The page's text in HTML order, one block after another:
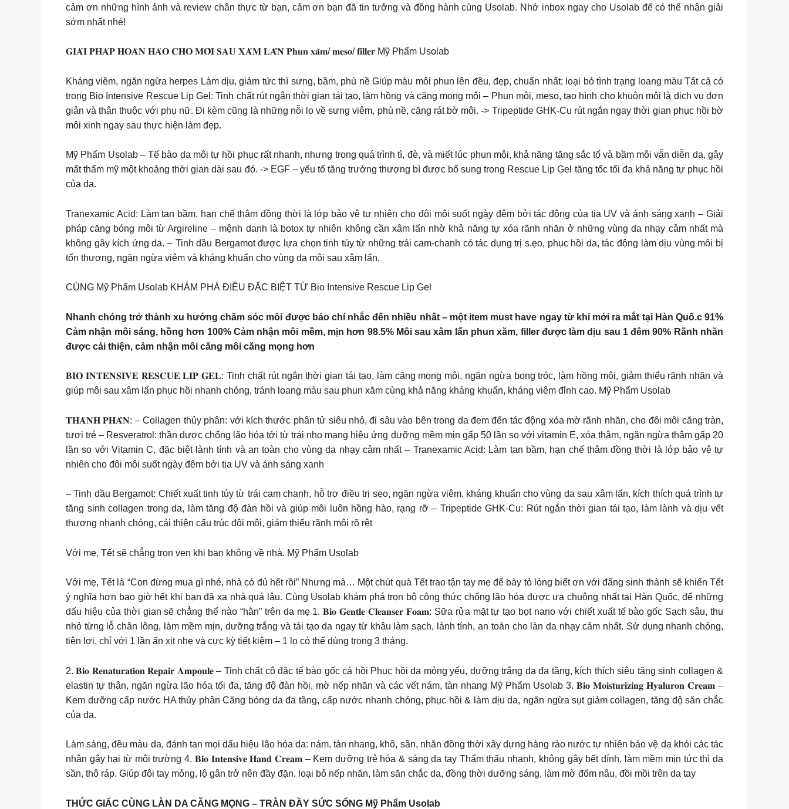
cảm ơn những hình ảnh và review chân thực từ bạn, cảm ơn bạn đã tin tưởng và đồng hành cùng Usolab. Nhớ inbox ngay cho Usolab để có thể nhận giải
sớm nhất nhé!
𝐆𝐈𝐀̉𝐈 𝐏𝐇𝐀́𝐏 𝐇𝐎𝐀̀𝐍 𝐇𝐀̉𝐎 𝐂𝐇𝐎 𝐌𝐎̂𝐈 𝐒𝐀𝐔 𝐗𝐀̂𝐌 𝐋𝐀̂́𝐍 𝐏𝐡𝐮𝐧 𝐱𝐚̆𝐦/ 𝐦𝐞𝐬𝐨/ 𝐟𝐢𝐥𝐥𝐞𝐫 Mỹ Phẩm Usolab
Kháng viêm, ngăn ngừa herpes Làm dịu, giảm tức thì sưng, bầm, phù nề Giúp màu môi phun lên đều, đẹp, chuẩn nhất; loại bỏ tình trạng loang màu Tất cả có
trong Bio Intensive Rescue Lip Gel: Tinh chất rút ngắn thời gian tái tạo, làm hồng và căng mọng môi – Phun môi, meso, tạo hình cho khuôn môi là dịch vụ đơn
giản và thân thuộc với phụ nữ. Đi kèm cũng là những nỗi lo về sưng viêm, phù nề, căng rát bờ môi. -> Tripeptide GHK-Cu rút ngắn ngay thời gian phục hồi bờ
môi xinh ngay sau thực hiện làm đẹp.
Mỹ Phẩm Usolab – Tế bào da môi tự hồi phục rất nhanh, nhưng trong quá trình tì, đè, và miết lúc phun môi, khả năng tăng sắc tố và bầm môi vẫn diễn da, gây
mất thẩm mỹ một khoảng thời gian dài sau đó. -> EGF – yếu tố tăng trưởng thượng bì được bổ sung trong Rescue Lip Gel tăng tốc tối đa khả năng tự phục hồi
của da.
Tranexamic Acid: Làm tan bầm, hạn chế thâm đồng thời là lớp bảo vệ tự nhiên cho đôi môi suốt ngày đêm bởi tác động của tia UV và ánh sáng xanh – Giải
pháp căng bóng môi từ Argireline – mệnh danh là botox tự nhiên không cần xâm lấn nhờ khả năng tự xóa rãnh nhăn ở những vùng da nhạy cảm nhất mà
không gây kích ứng da. – Tinh dầu Bergamot được lựa chọn tinh túy từ những trái cam-chanh có tác dụng trị s.ẹo, phục hồi da, tác động làm dịu vùng môi bị
tổn thương, ngăn ngừa viêm và kháng khuẩn cho vùng da môi sau xâm lấn.
CÙNG Mỹ Phẩm Usolab KHÁM PHÁ ĐIỀU ĐẶC BIỆT TỪ Bio Intensive Rescue Lip Gel
Nhanh chóng trở thành xu hướng chăm sóc môi được báo chí nhắc đến nhiều nhất – một item must have ngay từ khi mới ra mắt tại Hàn Quố.c 91%
Cảm nhận môi sáng, hồng hơn 100% Cảm nhận môi mềm, mịn hơn 98.5% Môi sau xâm lấn phun xăm, filler được làm dịu sau 1 đêm 90% Rãnh nhăn
được cải thiện, cảm nhận môi căng môi căng mọng hơn
𝐁𝐈𝐎 𝐈𝐍𝐓𝐄𝐍𝐒𝐈𝐕𝐄 𝐑𝐄𝐒𝐂𝐔𝐄 𝐋𝐈𝐏 𝐆𝐄𝐋: Tinh chất rút ngắn thời gian tái tạo, làm căng mọng môi, ngăn ngừa bong tróc, làm hồng môi, giảm thiểu rãnh nhăn và
giúp môi sau xâm lấn phục hồi nhanh chóng, tránh loang màu sau phun xăm cùng khả năng kháng khuẩn, kháng viêm đỉnh cao. Mỹ Phẩm Usolab
𝐓𝐇𝐀̀𝐍𝐇 𝐏𝐇𝐀̂̀𝐍: – Collagen thủy phân: với kích thước phân tử siêu nhỏ, đi sâu vào bên trong da đem đến tác động xóa mờ rãnh nhăn, cho đôi môi căng tràn,
tươi trẻ – Resveratrol: thần dược chống lão hóa tới từ trái nho mang hiệu ứng dưỡng mềm mịn gấp 50 lần so với vitamin E, xóa thâm, ngăn ngừa thâm gấp 20
lần so với Vitamin C, đặc biệt lành tính và an toàn cho vùng da nhạy cảm nhất – Tranexamic Acid: Làm tan bầm, hạn chế thâm đồng thời là lớp bảo vệ tự
nhiên cho đôi môi suốt ngày đêm bởi tia UV và ánh sáng xanh
– Tinh dầu Bergamot: Chiết xuất tinh túy từ trái cam chanh, hỗ trợ điều trị sẹo, ngăn ngừa viêm, kháng khuẩn cho vùng da sau xâm lấn, kích thích quá trình tự
tăng sinh collagen trong da, làm tăng độ đàn hồi và giúp môi luôn hồng hào, rạng rỡ – Tripeptide GHK-Cu: Rút ngắn thời gian tái tạo, làm lành và dịu vết
thương nhanh chóng, cải thiện cấu trúc đôi môi, giảm thiểu rãnh môi rõ rệt
Với mẹ, Tết sẽ chẳng trọn vẹn khi bạn không về nhà. Mỹ Phẩm Usolab
Với mẹ, Tết là “Con đừng mua gì nhé, nhà có đủ hết rồi” Nhưng mà… Một chút quà Tết trao tận tay mẹ để bày tỏ lòng biết ơn với đấng sinh thành sẽ khiến Tết
ý nghĩa hơn bao giờ hết khi bạn đã xa nhà quá lâu. Cùng Usolab khám phá trọn bộ công thức chống lão hóa được ưa chuộng nhất tại Hàn Quốc, để những
dấu hiệu của thời gian sẽ chẳng thể nào “hằn” trên da mẹ 1. 𝐁𝐢𝐨 𝐆𝐞𝐧𝐭𝐥𝐞 𝐂𝐥𝐞𝐚𝐧𝐬𝐞𝐫 𝐅𝐨𝐚𝐦: Sữa rửa mặt tự tạo bọt nano với chiết xuất tế bào gốc Sạch sâu, thu
nhỏ từng lỗ chân lông, làm mềm mịn, dưỡng trắng và tái tạo da ngay từ khâu làm sạch, lành tính, an toàn cho làn da nhạy cảm nhất. Sử dụng nhanh chóng,
tiện lợi, chỉ với 1 lần ấn xịt nhẹ và cực kỳ tiết kiệm – 1 lọ có thể dùng trong 3 tháng.
2. 𝐁𝐢𝐨 𝐑𝐞𝐧𝐚𝐭𝐮𝐫𝐚𝐭𝐢𝐨𝐧 𝐑𝐞𝐩𝐚𝐢𝐫 𝐀𝐦𝐩𝐨𝐮𝐥𝐞 – Tinh chất cô đặc tế bào gốc cá hồi Phục hồi da mỏng yếu, dưỡng trắng da đa tầng, kích thích siêu tăng sinh collagen &
elastin tự thân, ngăn ngừa lão hóa tối đa, tăng độ đàn hồi, mờ nếp nhăn và các vết nám, tàn nhang Mỹ Phẩm Usolab 3. 𝐁𝐢𝐨 𝐌𝐨𝐢𝐬𝐭𝐮𝐫𝐢𝐳𝐢𝐧𝐠 𝐇𝐲𝐚𝐥𝐮𝐫𝐨𝐧 𝐂𝐫𝐞𝐚𝐦 –
Kem dưỡng cấp nước HA thủy phân Căng bóng da đa tầng, cấp nước nhanh chóng, phục hồi & làm dịu da, ngăn ngừa sụt giảm collagen, tăng độ săn chắc
của da.
Làm sáng, đều màu da, đánh tan mọi dấu hiệu lão hóa da: nám, tàn nhang, khô, sần, nhăn đồng thời xây dựng hàng rào nước tự nhiên bảo vệ da khỏi các tác
nhân gây hại từ môi trường 4. 𝐁𝐢𝐨 𝐈𝐧𝐭𝐞𝐧𝐬𝐢𝐯𝐞 𝐇𝐚𝐧𝐝 𝐂𝐫𝐞𝐚𝐦 – Kem dưỡng trẻ hóa & sáng da tay Thẩm thấu nhanh, không gây bết dính, làm mềm mịn tức thì da
sần, thô ráp. Giúp đôi tay mỏng, lộ gân trở nên đầy đặn, loại bỏ nếp nhăn, làm săn chắc da, đồng thời dưỡng sáng, làm mờ đốm nâu, đồi mồi trên da tay
THỨC GIẤC CÙNG LÀN DA CĂNG MỌNG – TRÀN ĐẦY SỨC SỐNG Mỹ Phẩm Usolab